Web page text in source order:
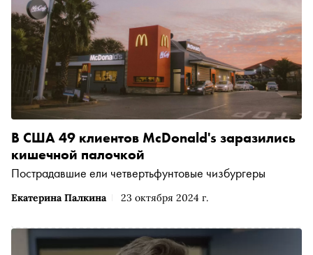
Екатерина Палкина 23 октября 2024 г.
В США 49 клиентов McDonald's заразились
кишечной палочкой
Пострадавшие ели четвертьфунтовые чизбургеры